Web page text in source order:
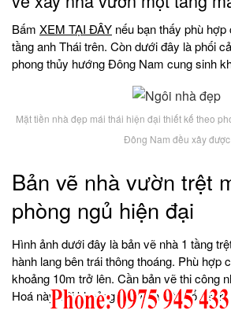
Bấm XEM TẠI ĐÂY nếu bạn thấy phù hợp
tầng anh Thái trên. Còn dưới đây là phối
phong thủy hướng Đông Nam cung sinh
Mặt tiền nhà đẹp mái thái hiện đại thiết kế theo
Đông Nam đều xây được
Bản vẽ nhà vườn trệt
phòng ngủ hiện đại
Hình ảnh dưới đây là bản vẽ nhà 1 tầng
hành lang bên trái thông thoáng. Phù hợp
khoảng 10m trở lên. Cần bản vẽ thi công
Hoá này với khoảng 900 đến 1 tỷ đổ về